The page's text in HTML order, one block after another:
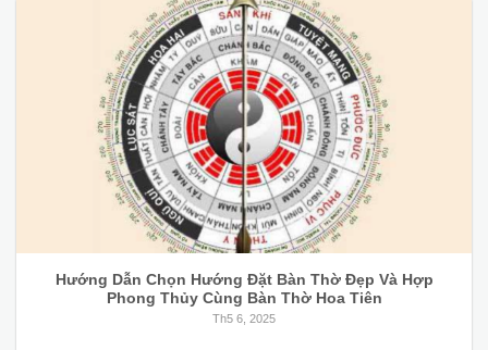
Hướng Dẫn Chọn Hướng Đặt Bàn Thờ Đẹp Và Hợp
Phong Thủy Cùng Bàn Thờ Hoa Tiên
Th5 6, 2025